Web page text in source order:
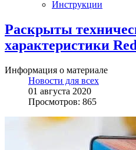
Инструкции
Раскрыты
характеристики
Информация о материале
Новости для всех
01 августа 2020
Просмотров: 865